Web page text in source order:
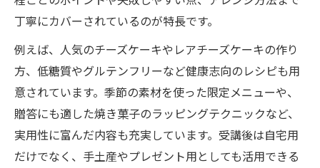
丁寧にカバーされているのが特長です。
例えば、人気のチーズケーキやレアチーズケーキの作り
方、低糖質やグルテンフリーなど健康志向のレシピも用
意されています。季節の素材を使った限定メニューや、
贈答にも適した焼き菓子のラッピングテクニックなど、
実用性に富んだ内容も充実しています。受講後は自宅用
だけでなく、手土産やプレゼント用としても活用できる